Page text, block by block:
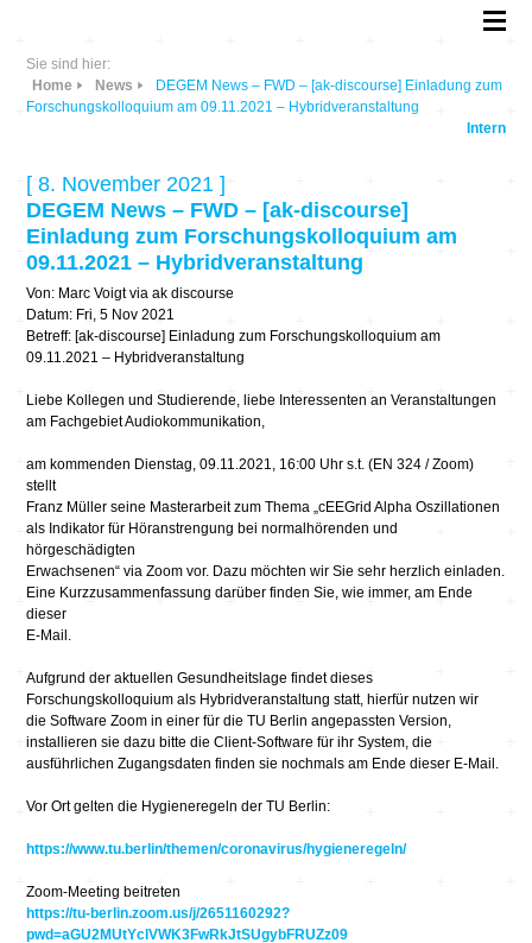
Sie sind hier:
Home
News
DEGEM News – FWD – [ak-discourse] Einladung zum
Forschungskolloquium am 09.11.2021 – Hybridveranstaltung
Intern
[ 8. November 2021 ]
DEGEM News – FWD – [ak-discourse]
Einladung zum Forschungskolloquium am
09.11.2021 – Hybridveranstaltung
Von: Marc Voigt via ak discourse
Datum: Fri, 5 Nov 2021
Betreff: [ak-discourse] Einladung zum Forschungskolloquium am
09.11.2021 – Hybridveranstaltung
Liebe Kollegen und Studierende, liebe Interessenten an Veranstaltungen
am Fachgebiet Audiokommunikation,
am kommenden Dienstag, 09.11.2021, 16:00 Uhr s.t. (EN 324 / Zoom)
stellt
Franz Müller seine Masterarbeit zum Thema „cEEGrid Alpha Oszillationen
als Indikator für Höranstrengung bei normalhörenden und
hörgeschädigten
Erwachsenen“ via Zoom vor. Dazu möchten wir Sie sehr herzlich einladen.
Eine Kurzzusammenfassung darüber finden Sie, wie immer, am Ende
dieser
E-Mail.
Aufgrund der aktuellen Gesundheitslage findet dieses
Forschungskolloquium als Hybridveranstaltung statt, hierfür nutzen wir
die Software Zoom in einer für die TU Berlin angepassten Version,
installieren sie dazu bitte die Client-Software für ihr System, die
ausführlichen Zugangsdaten finden sie nochmals am Ende dieser E-Mail.
Vor Ort gelten die Hygieneregeln der TU Berlin:
https://www.tu.berlin/themen/coronavirus/hygieneregeln/
Zoom-Meeting beitreten
https://tu-berlin.zoom.us/j/2651160292?
pwd=aGU2MUtYclVWK3FwRkJtSUgybFRUZz09